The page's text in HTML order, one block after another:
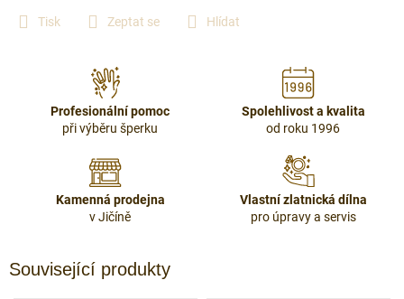
Tisk Zeptat se Hlídat
Profesionální pomoc
při výběru šperku
Spolehlivost a kvalita
od roku 1996
Kamenná prodejna
v Jičíně
Vlastní zlatnická dílna
pro úpravy a servis
Související produkty